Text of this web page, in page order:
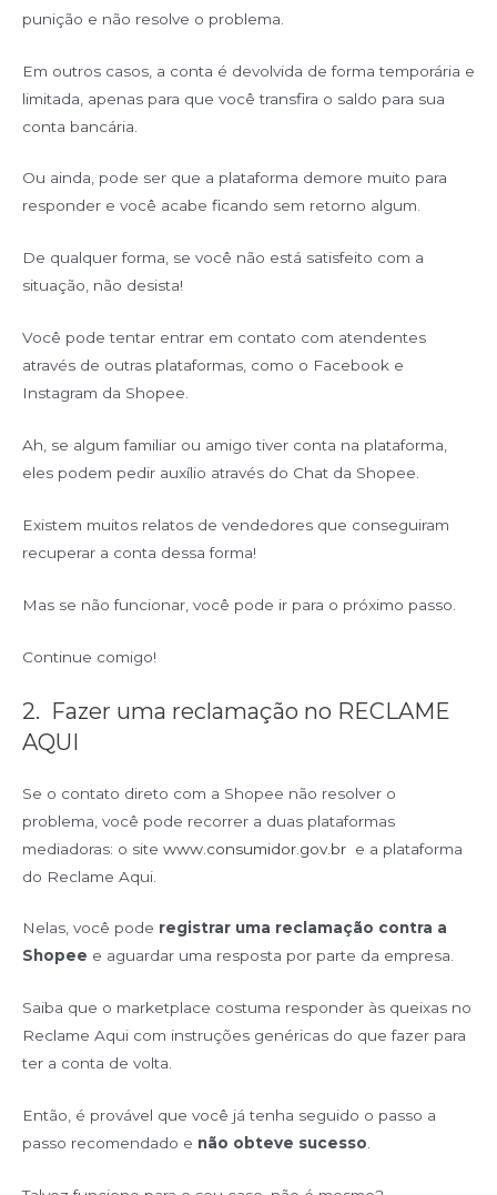
punição e não resolve o problema.
Em outros casos, a conta é devolvida de forma temporária e
limitada, apenas para que você transfira o saldo para sua
conta bancária.
Ou ainda, pode ser que a plataforma demore muito para
responder e você acabe ficando sem retorno algum.
De qualquer forma, se você não está satisfeito com a
situação, não desista!
Você pode tentar entrar em contato com atendentes
através de outras plataformas, como o Facebook e
Instagram da Shopee.
Ah, se algum familiar ou amigo tiver conta na plataforma,
eles podem pedir auxílio através do Chat da Shopee.
Existem muitos relatos de vendedores que conseguiram
recuperar a conta dessa forma!
Mas se não funcionar, você pode ir para o próximo passo.
Continue comigo!
2. Fazer uma reclamação no RECLAME
AQUI
Se o contato direto com a Shopee não resolver o
problema, você pode recorrer a duas plataformas
mediadoras: o site www.consumidor.gov.br e a plataforma
do Reclame Aqui.
Nelas, você pode registrar uma reclamação contra a
Shopee e aguardar uma resposta por parte da empresa.
Saiba que o marketplace costuma responder às queixas no
Reclame Aqui com instruções genéricas do que fazer para
ter a conta de volta.
Então, é provável que você já tenha seguido o passo a
passo recomendado e não obteve sucesso.